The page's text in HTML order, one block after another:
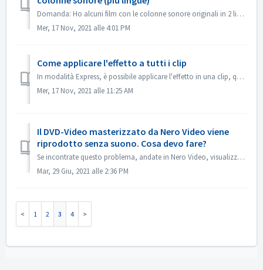
Domanda: Ho alcuni film con le colonne sonore originali in 2 lingue incluse (tedesco e inglese). Ma non riesco a mettere la 2a traccia audio sul DVD; viene ...
Mer, 17 Nov, 2021 alle 4:01 PM
Come applicare l'effetto a tutti i clip
In modalità Express, è possibile applicare l'effetto in una clip, quindi aprire il "Controllo effetto Express", abilitare "Applica a tutt...
Mer, 17 Nov, 2021 alle 11:25 AM
Il DVD-Video masterizzato da Nero Video viene
riprodotto senza suono. Cosa devo fare?
Se incontrate questo problema, andate in Nero Video, visualizzate l'anteprima del vostro progetto sorgente. Assicurati che il suono sia ok prima della m...
Mar, 29 Giu, 2021 alle 2:36 PM
1 2 3 4